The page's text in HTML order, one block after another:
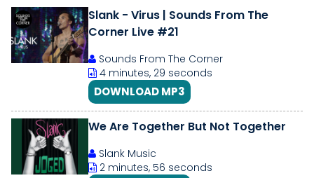
Slank - Virus | Sounds From The
Corner Live #21
Sounds From The Corner
4 minutes, 29 seconds
DOWNLOAD MP3
We Are Together But Not Together
Slank Music
2 minutes, 56 seconds